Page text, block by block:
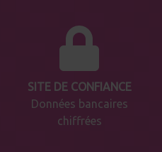
SITE DE CONFIANCE
Données bancaires
chiffrées